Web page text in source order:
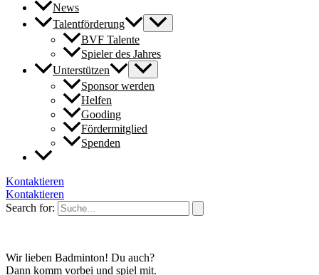
News
Talentförderung
BVF Talente
Spieler des Jahres
Unterstützen
Sponsor werden
Helfen
Gooding
Fördermitglied
Spenden
Kontaktieren
Kontaktieren
Search for:
Wir lieben Badminton! Du auch?
Dann komm vorbei und spiel mit.